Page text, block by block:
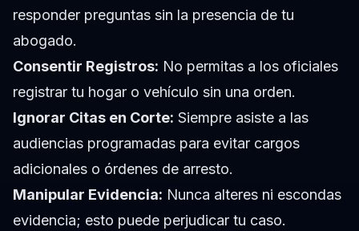
responder preguntas sin la presencia de tu
abogado.
Consentir Registros: No permitas a los oficiales
registrar tu hogar o vehículo sin una orden.
Ignorar Citas en Corte: Siempre asiste a las
audiencias programadas para evitar cargos
adicionales o órdenes de arresto.
Manipular Evidencia: Nunca alteres ni escondas
evidencia; esto puede perjudicar tu caso.